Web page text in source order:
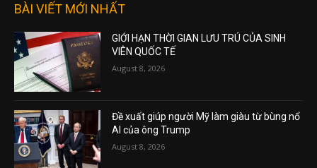
BÀI VIẾT MỚI NHẤT
GIỚI HẠN THỜI GIAN LƯU TRÚ CỦA SINH
VIÊN QUỐC TẾ
August 8, 2026
Đề xuất giúp người Mỹ làm giàu từ bùng nổ
AI của ông Trump
August 8, 2026